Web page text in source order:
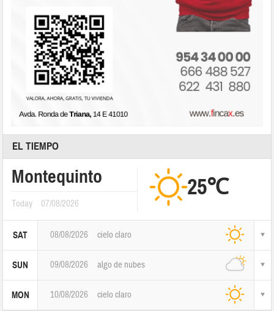
EL TIEMPO
Montequinto
Today 07/08/2026
25℃
SAT 08/08/2026 cielo claro
SUN 09/08/2026 algo de nubes
MON 10/08/2026 cielo claro